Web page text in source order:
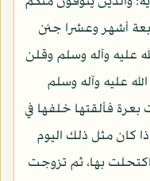
أشهر وعشرا جئن
عليه وآله وسلم وقلن
عليه وآله وسلم
فألقتها خلفها في
فإذا كان مثل ذلك اليوم
ففتتها ( 5 ) ثم اكتحلت بها، ثم تزوجت